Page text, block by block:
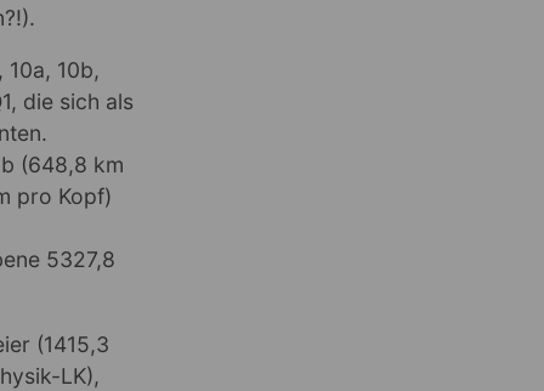
10b,
die sich als
(648,8 km
pro Kopf)
5327,8
(1415,3
LK),